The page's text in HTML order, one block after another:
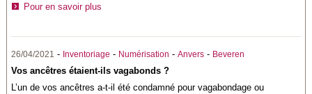
Pour en savoir plus
26/04/2021 - Inventoriage - Numérisation -Anvers - Beveren
Vos ancêtres étaient-ils vagabonds ?
L’un de vos ancêtres a-t-il été condamné pour vagabondage ou